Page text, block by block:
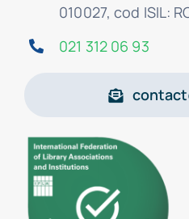
010027, cod ISIL:
021 312 06 93